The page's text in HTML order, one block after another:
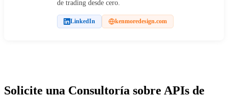
de trading desde cero.
LinkedIn kenmoredesign.com
Solicite una Consultoría sobre APIs de